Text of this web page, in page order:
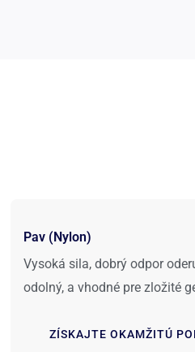
Pav (Nylon)
Vysoká sila, dobrý odpor
odolný, a vhodné pre zložité
ZÍSKAJTE OKAMŽITÚ